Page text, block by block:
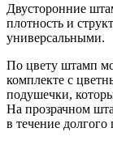
Двусторонние
плотность и
универсальными.
По цвету штамп
комплекте с
подушечки,
На прозрачном
в течение